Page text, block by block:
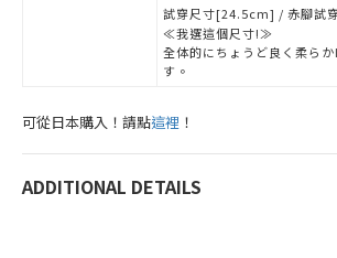
試穿尺寸[24.5cm] / 赤腳試
≪我選這個尺寸!≫
全体的にちょうど良く柔ら
す。
可從日本購入！請點這裡 ！
ADDITIONAL DETAILS